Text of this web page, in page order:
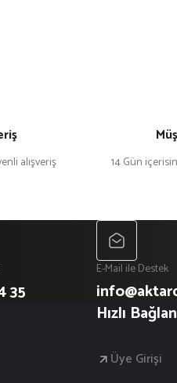
alışveriş 14 Gün
35
E-Mail ile Destek
Hızlı
Üye Girişi